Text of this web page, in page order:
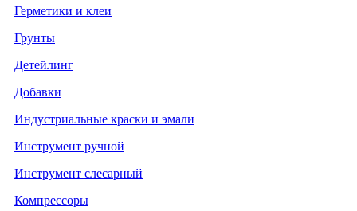
Герметики и клеи
Грунты
Детейлинг
Добавки
Индустриальные краски и эмали
Инструмент ручной
Инструмент слесарный
Компрессоры